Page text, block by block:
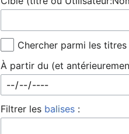
Chercher parmi les
À partir du (et
Filtrer les balises :